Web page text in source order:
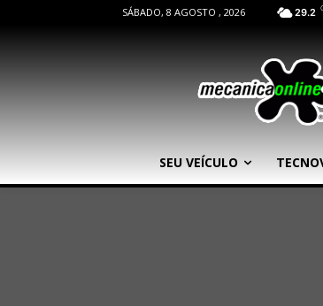
SÁBADO, 8 AGOSTO , 2026 29.2
SEU VEÍCULO